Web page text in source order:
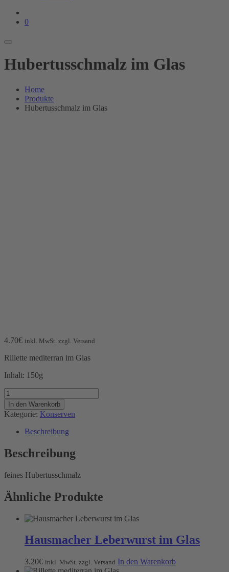
0
Hubertusschmalz im Glas
Home
Produkte
Hubertusschmalz im Glas
4.70€ inkl. MwSt. zzgl. Versand
Rillette mediterran im Glas
Inhalt: 150g
Hubertusschmalz
im
Glas
Menge
In den Warenkorb
Kategorie: Konserven
Beschreibung
Beschreibung
feines Hubertusschmalz
Ähnliche Produkte
Hausmacher Leberwurst im Glas
3.20€ inkl. MwSt. zzgl. Versand In den Warenkorb